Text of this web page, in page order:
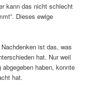
kann das nicht schlecht
Dieses ewige
ist das, was
hat. Nur weil
haben, konnte
hat.